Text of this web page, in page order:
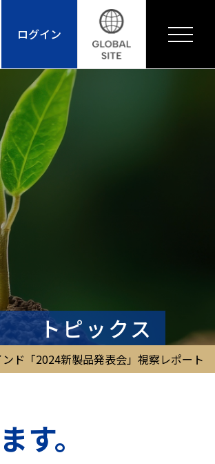
ログイン
トピックス
ド「2024新製品発表会」視察レポート
。